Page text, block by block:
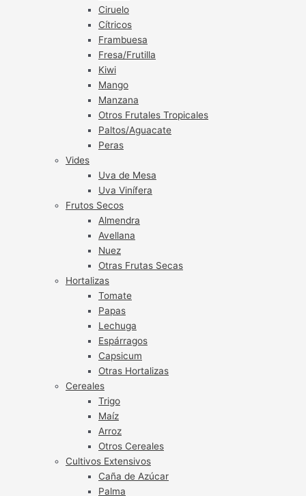
Ciruelo
Cítricos
Frambuesa
Fresa/Frutilla
Kiwi
Mango
Manzana
Otros Frutales Tropicales
Paltos/Aguacate
Peras
Vides
Uva de Mesa
Uva Vinífera
Frutos Secos
Almendra
Avellana
Nuez
Otras Frutas Secas
Hortalizas
Tomate
Papas
Lechuga
Espárragos
Capsicum
Otras Hortalizas
Cereales
Trigo
Maíz
Arroz
Otros Cereales
Cultivos Extensivos
Caña de Azúcar
Palma